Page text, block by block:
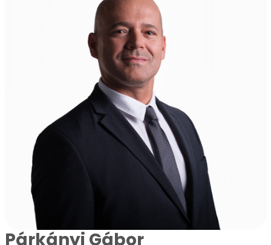
Párkányi Gábor